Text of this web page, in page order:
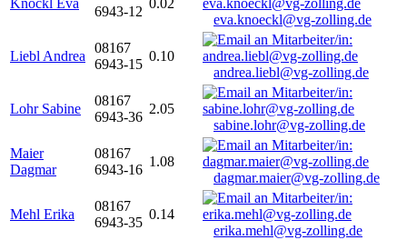
Knöckl Eva
6943-12
0.02
eva.knoeckl@vg-zolling.de
Liebl Andrea
08167
6943-15
0.10
andrea.liebl@vg-zolling.de
Lohr Sabine
08167
6943-36
2.05
sabine.lohr@vg-zolling.de
Maier
Dagmar
08167
6943-16
1.08
dagmar.maier@vg-zolling.de
Mehl Erika
08167
6943-35
0.14
erika.mehl@vg-zolling.de